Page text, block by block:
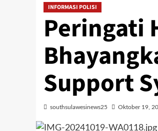
INFORMASI POLISI
Peringati
Support
southsulawesinews25 Oktober 19,